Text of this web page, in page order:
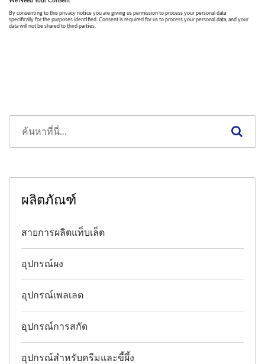
ผลิตภัณฑ์
สายการผลิตแท็บเล็ต
อุปกรณ์ผง
อุปกรณ์เพลเลต
อุปกรณ์การสกัด
อุปกรณ์สำหรับครีมและขี้ผึ้ง